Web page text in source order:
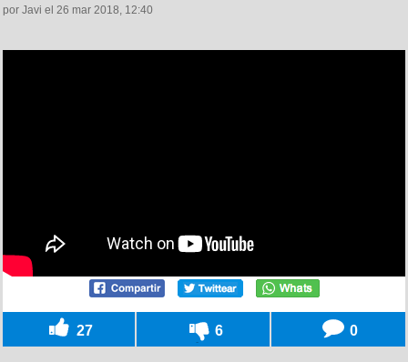
por Javi el 26 mar 2018, 12:40
27 6 0